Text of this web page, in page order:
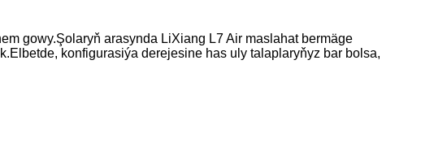
gowy.Şolaryň arasynda LiXiang L7 Air maslahat bermäge
konfigurasiýa derejesine has uly talaplaryňyz bar bolsa,